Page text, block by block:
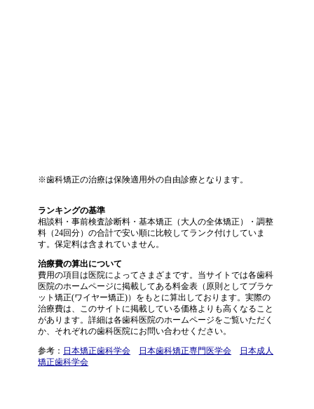
※歯科矯正の治療は保険適用外の自由診療となります。
ランキングの基準
相談料・事前検査診断料・基本矯正（大人の全体矯正）・調整
料（24回分）の合計で安い順に比較してランク付けしていま
す。保定料は含まれていません。
治療費の算出について
費用の項目は医院によってさまざまです。当サイトでは各歯科
医院のホームページに掲載してある料金表（原則としてブラケ
ット矯正(ワイヤー矯正)）をもとに算出しております。実際の
治療費は、このサイトに掲載している価格よりも高くなること
があります。詳細は各歯科医院のホームページをご覧いただく
か、それぞれの歯科医院にお問い合わせください。
参考： 日本矯正歯科学会 日本歯科矯正専門医学会
日本成人
矯正歯科学会